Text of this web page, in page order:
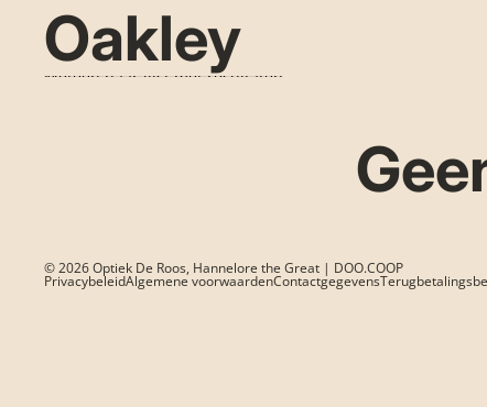
Oakley
Meteen naar lijst met resultaten
© 2026Optiek De Roos, Hannelore the Great | DOO.COOP
PrivacybeleidAlgemene voorwaardenContactgegevens